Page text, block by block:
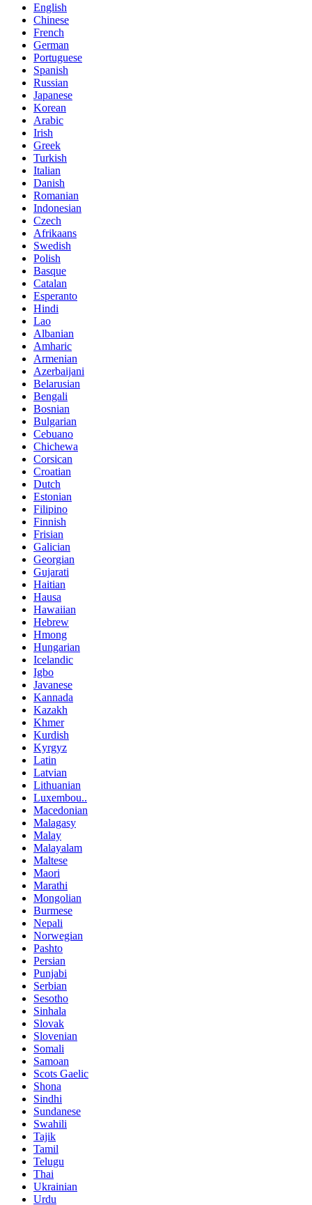
English
Chinese
French
German
Portuguese
Spanish
Russian
Japanese
Korean
Arabic
Irish
Greek
Turkish
Italian
Danish
Romanian
Indonesian
Czech
Afrikaans
Swedish
Polish
Basque
Catalan
Esperanto
Hindi
Lao
Albanian
Amharic
Armenian
Azerbaijani
Belarusian
Bengali
Bosnian
Bulgarian
Cebuano
Chichewa
Corsican
Croatian
Dutch
Estonian
Filipino
Finnish
Frisian
Galician
Georgian
Gujarati
Haitian
Hausa
Hawaiian
Hebrew
Hmong
Hungarian
Icelandic
Igbo
Javanese
Kannada
Kazakh
Khmer
Kurdish
Kyrgyz
Latin
Latvian
Lithuanian
Luxembou..
Macedonian
Malagasy
Malay
Malayalam
Maltese
Maori
Marathi
Mongolian
Burmese
Nepali
Norwegian
Pashto
Persian
Punjabi
Serbian
Sesotho
Sinhala
Slovak
Slovenian
Somali
Samoan
Scots Gaelic
Shona
Sindhi
Sundanese
Swahili
Tajik
Tamil
Telugu
Thai
Ukrainian
Urdu